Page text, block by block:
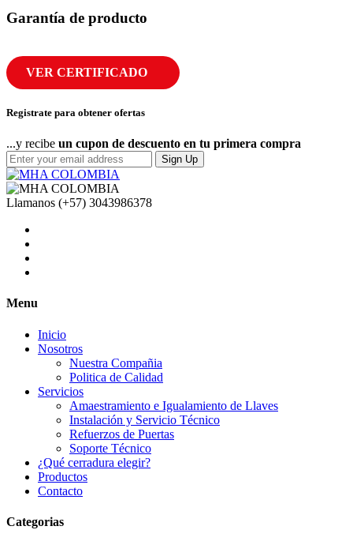
Garantía de producto
VER CERTIFICADO
Registrate para obtener ofertas
...y recibe un cupon de descuento en tu primera compra
Sign Up
Llamanos (+57) 3043986378
Menu
Inicio
Nosotros
Nuestra Compañia
Politica de Calidad
Servicios
Amaestramiento e Igualamiento de Llaves
Instalación y Servicio Técnico
Refuerzos de Puertas
Soporte Técnico
¿Qué cerradura elegir?
Productos
Contacto
Categorias